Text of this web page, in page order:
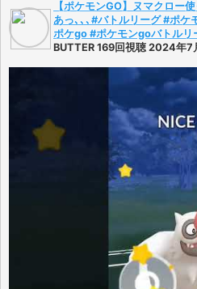
【ポケモンGO】ヌマクロー
あっ､､､#バトルリーグ #ポ
ポケgo #ポケモンgoバトルリ
BUTTER 169回視聴 2024年7